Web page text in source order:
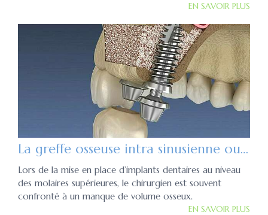
EN SAVOIR PLUS
La greffe osseuse intra sinusienne ou sinus lift
Lors de la mise en place d’implants dentaires au niveau
des molaires supérieures, le chirurgien est souvent
confronté à un manque de volume osseux.
EN SAVOIR PLUS